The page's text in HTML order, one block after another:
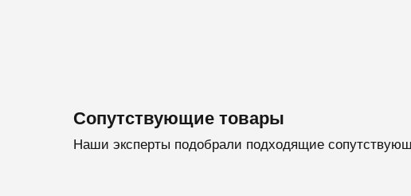
Сопутствующие товары
Наши эксперты подобрали подходящие